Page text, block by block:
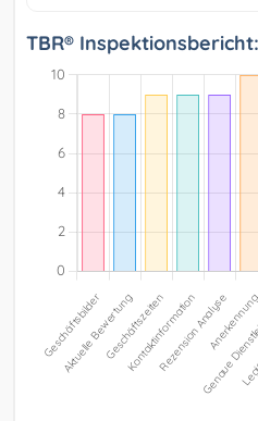
TBR® Inspektionsbericht: